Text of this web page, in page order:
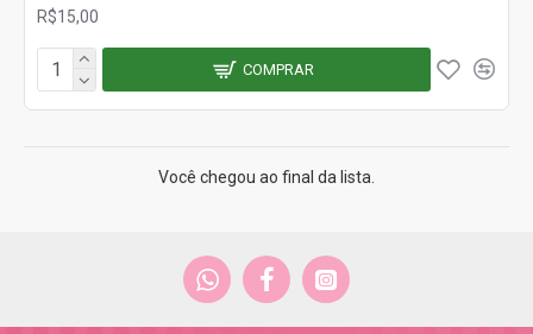
R$15,00
COMPRAR
Você chegou ao final da lista.